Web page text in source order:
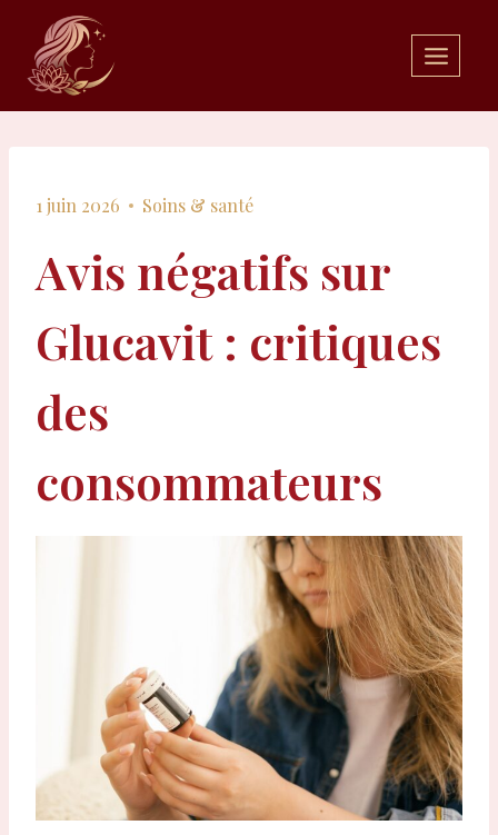
contenu
1 juin 2026 Soins & santé
Avis négatifs sur
Glucavit : critiques
des
consommateurs